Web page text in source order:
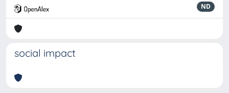
ND
social impact